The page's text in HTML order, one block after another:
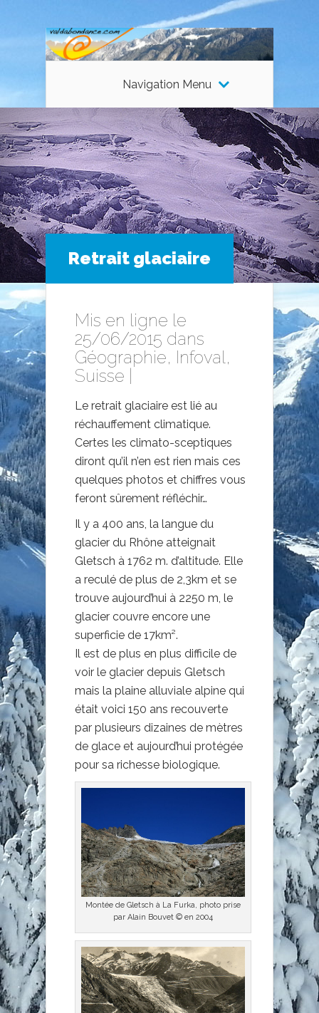
Navigation Menu
Retrait glaciaire
Mis en ligne le
25/06/2015 dans
Géographie, Infoval ,
Suisse
Le retrait glaciaire est lié au
réchauffement climatique.
Certes les climato-sceptiques
diront qu’il n’en est rien mais ces
quelques photos et chiffres vous
feront sûrement réfléchir…
Il y a 400 ans, la langue du
glacier du Rhône atteignait
Gletsch à 1762 m. d’altitude. Elle
a reculé de plus de 2,3km et se
trouve aujourd’hui à 2250 m, le
glacier couvre encore une
superficie de 17km².
Il est de plus en plus difficile de
voir le glacier depuis Gletsch
mais la plaine alluviale alpine qui
était voici 150 ans recouverte
par plusieurs dizaines de mètres
de glace et aujourd’hui protégée
pour sa richesse biologique.
Montée de Gletsch à La Furka, photo prise
par Alain Bouvet © en 2004